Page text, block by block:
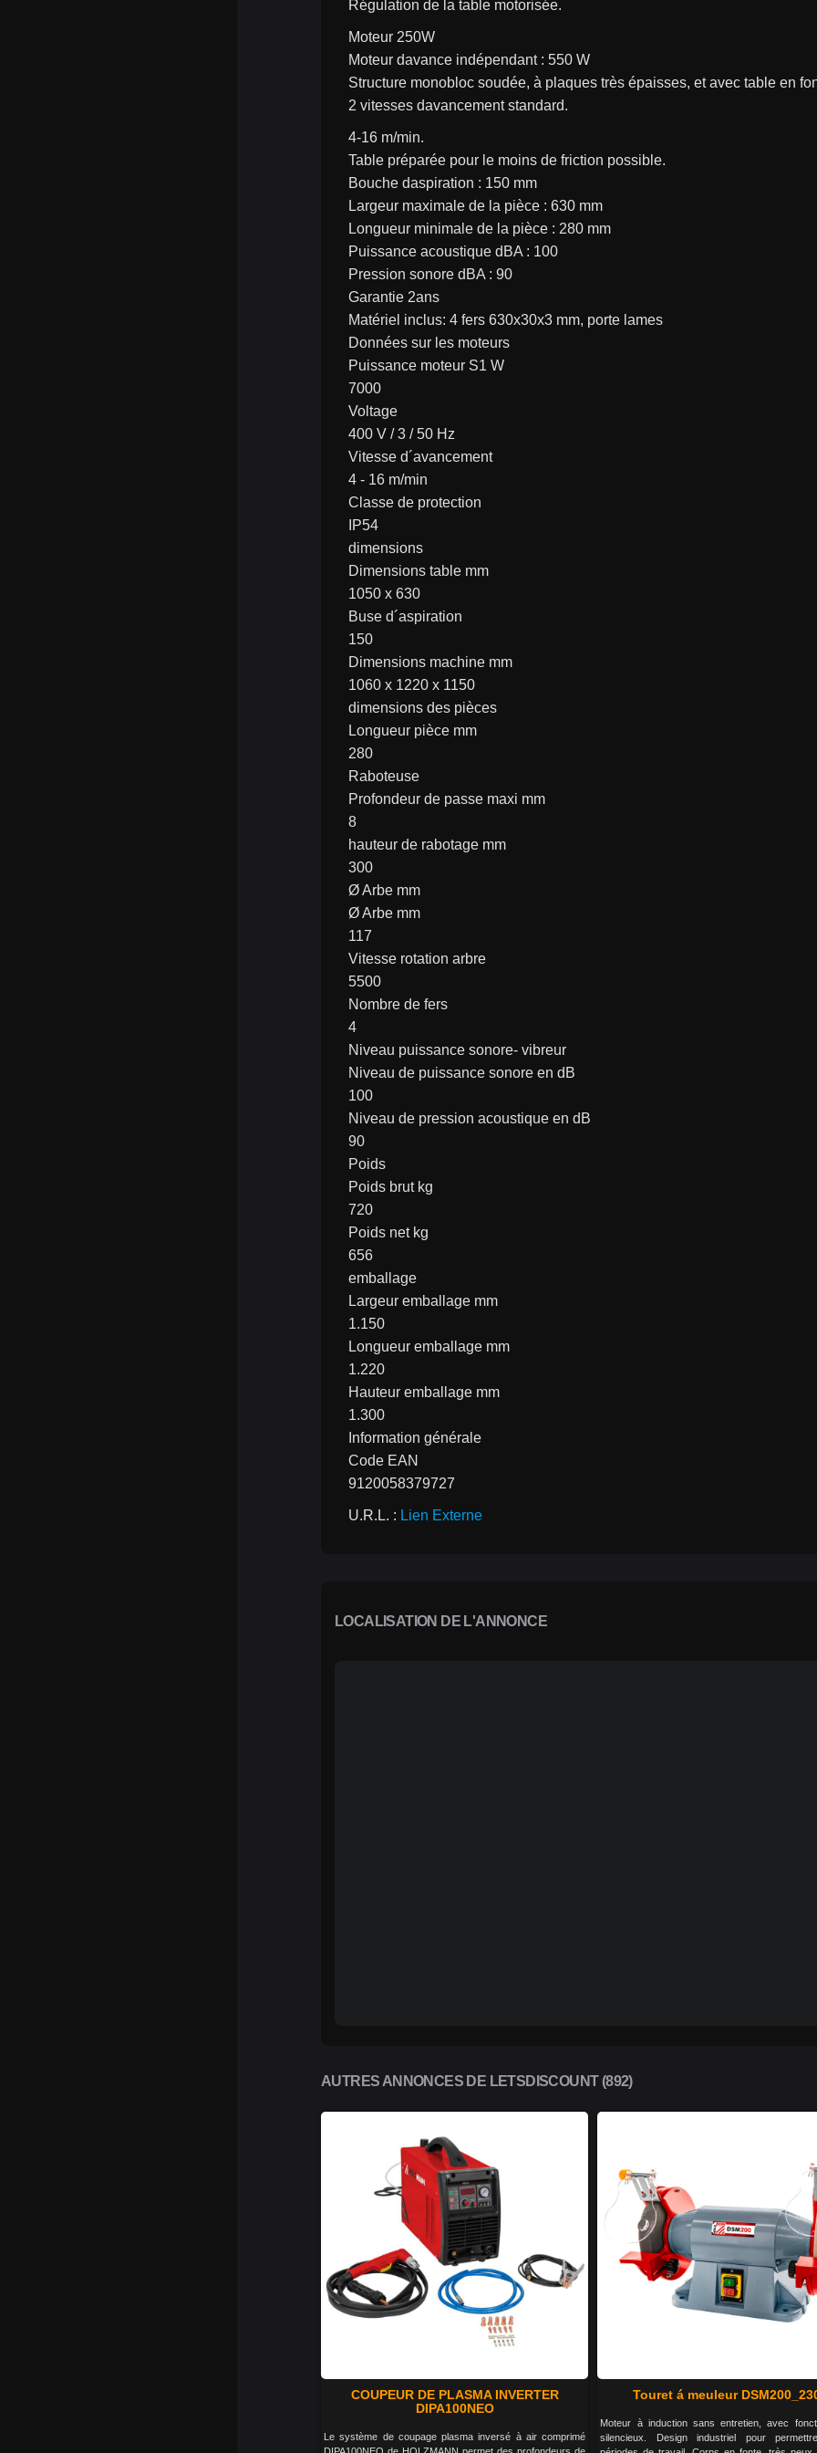
Régulation de la table motorisée.
Moteur 250W
Moteur davance indépendant : 550 W
Structure monobloc soudée, à plaques très épaisses, et avec table en
2 vitesses davancement standard.
4-16 m/min.
Table préparée pour le moins de friction possible.
Bouche daspiration : 150 mm
Largeur maximale de la pièce : 630 mm
Longueur minimale de la pièce : 280 mm
Puissance acoustique dBA : 100
Pression sonore dBA : 90
Garantie 2ans
Matériel inclus: 4 fers 630x30x3 mm, porte lames
Données sur les moteurs
Puissance moteur S1 W
7000
Voltage
400 V / 3 / 50 Hz
Vitesse d´avancement
4 - 16 m/min
Classe de protection
IP54
dimensions
Dimensions table mm
1050 x 630
Buse d´aspiration
150
Dimensions machine mm
1060 x 1220 x 1150
dimensions des pièces
Longueur pièce mm
280
Raboteuse
Profondeur de passe maxi mm
8
hauteur de rabotage mm
300
Ø Arbe mm
Ø Arbe mm
117
Vitesse rotation arbre
5500
Nombre de fers
4
Niveau puissance sonore- vibreur
Niveau de puissance sonore en dB
100
Niveau de pression acoustique en dB
90
Poids
Poids brut kg
720
Poids net kg
656
emballage
Largeur emballage mm
1.150
Longueur emballage mm
1.220
Hauteur emballage mm
1.300
Information générale
Code EAN
9120058379727
U.R.L. : Lien Externe
LOCALISATION DE L'ANNONCE
AUTRES ANNONCES DE LETSDISCOUNT (892)
COUPEUR DE PLASMA INVERTER
DIPA100NEO
Le système de coupage plasma inversé à air comprimé
Touret á meuleur
Moteur à induction sans entretien, avec
silencieux. Design industriel pour